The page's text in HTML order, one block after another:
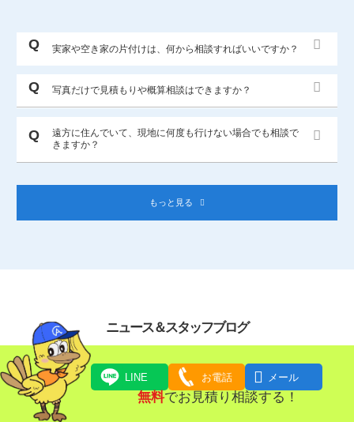
実家や空き家の片付けは、何から相談すればいいですか？
写真だけで見積もりや概算相談はできますか？
遠方に住んでいて、現地に何度も行けない場合でも相談で
きますか？
もっと見る
ニュース＆スタッフブログ
ニュース
LINE お電話  メール
無料でお見積り相談する！